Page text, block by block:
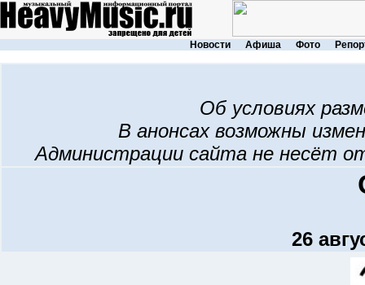
Новости Афиша Фото
Об условиях
В анонсах возможны
Администрации сайта не несёт
26